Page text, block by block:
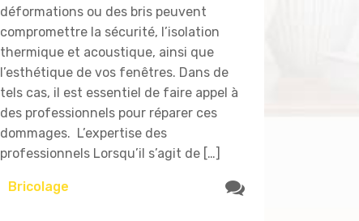
déformations ou des bris peuvent
compromettre la sécurité, l’isolation
thermique et acoustique, ainsi que
l’esthétique de vos fenêtres. Dans de
tels cas, il est essentiel de faire appel à
des professionnels pour réparer ces
dommages. L’expertise des
professionnels Lorsqu’il s’agit de […]
Bricolage